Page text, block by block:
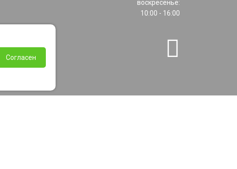
воскресенье:
10:00 - 16:00
Согласен